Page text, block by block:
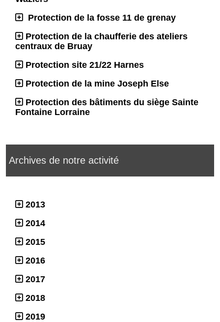
Protection de la fosse 11 de grenay
Protection de la chaufferie des ateliers
centraux de Bruay
Protection site 21/22 Harnes
Protection de la mine Joseph Else
Protection des bâtiments du siège Sainte
Fontaine Lorraine
Archives de notre activité
2013
2014
2015
2016
2017
2018
2019